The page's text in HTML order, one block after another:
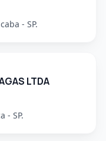
- SP.
LTDA
- SP.